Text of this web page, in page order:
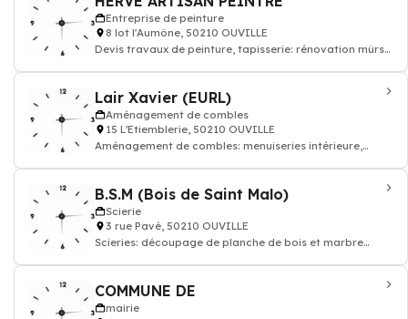
Entreprise de peinture
8 lot l'Aumône, 50210 OUVILLE
Devis travaux de peinture, tapisserie: rénovation mûrs
Lair Xavier (EURL)
Aménagement de combles
15 L'Etiemblerie, 50210 OUVILLE
Aménagement de combles: menuiseries intérieure,
B.S.M (Bois de Saint Malo)
Scierie
3 rue Pavé, 50210 OUVILLE
Scieries: découpage de planche de bois et marbre
COMMUNE DE
mairie